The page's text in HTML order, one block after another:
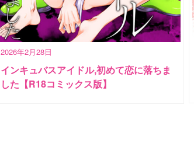
2026年2月28日
インキュバスアイドル,初めて恋に落ちま
した【R18コミックス版】